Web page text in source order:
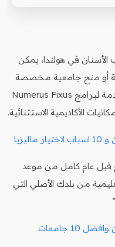
في هولندا، يمكن
أو منح جامعية مخصصة
للطلاب الدوليين المتفوقين. المنح المقدمة لبرامج Numerus Fixus
الأكاديمية الاستثنائية.
قبل عام كامل من موعد
من بلدك الأصلي التي
10 جامعات